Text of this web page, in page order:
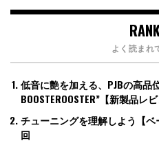
よく読まれ
低音に艶を加える、PJBの高品
BOOSTEROOSTER”【新製品レビ
チューニングを理解しよう【
回